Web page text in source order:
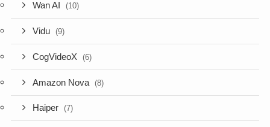
Wan AI (10)
Vidu (9)
CogVideoX (6)
Amazon Nova (8)
Haiper (7)